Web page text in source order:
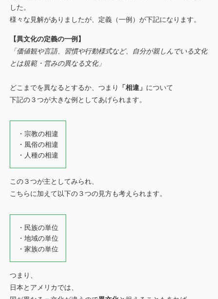
した。
様々な見解がありましたが、定義（一例）が下記になります。
【異文化の定義の一例】
「価値観や言語、習慣や行動様式など、自分が親しんでいる文化
とは規範・営みの異なる文化」
どこまでを異なるとするか、つまり 「相違」 について
下記の３つが大きな例としてあげられます。
・宗教の相違
・風俗の相違
・人種の相違
この３つが主としてみられ、
こちらに加えて以下の３つの見方も考えられます。
・民族の単位
・地域の単位
・家族の単位
つまり、
日本とアメリカでは、